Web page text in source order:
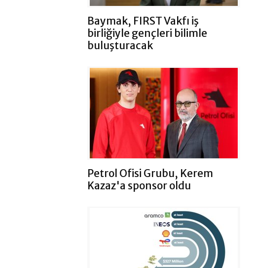
Baymak, FIRST Vakfı iş
birliğiyle gençleri bilimle
buluşturacak
Petrol Ofisi Grubu, Kerem
Kazaz'a sponsor oldu